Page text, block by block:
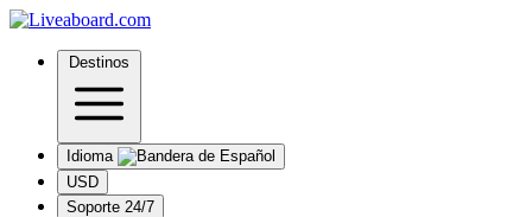
Destinos
Idioma
USD
Soporte 24/7